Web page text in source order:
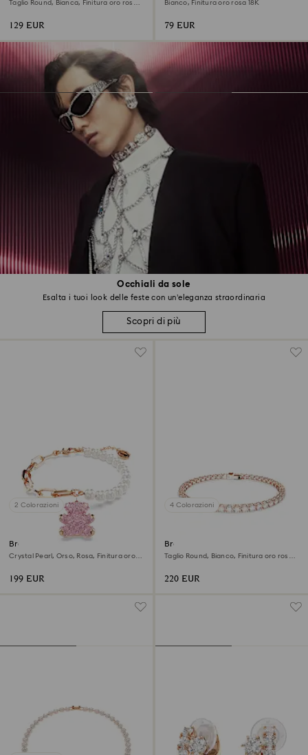
Occhiali da sole
Esalta i tuoi look delle feste con un’eleganza straordinaria
Scopri di più
Taglio Round, Bianca, Finitura oro rosa
129 EUR
Bianco, Finitura oro rosa 18K
79 EUR
2 Colorazioni
Braccialetto Teddy
Crystal Pearl, Orso, Rosa, Finitura oro
199 EUR
4 Colorazioni
Bracciale Tennis Matrix
Taglio Round, Bianco, Finitura oro rosa
220 EUR